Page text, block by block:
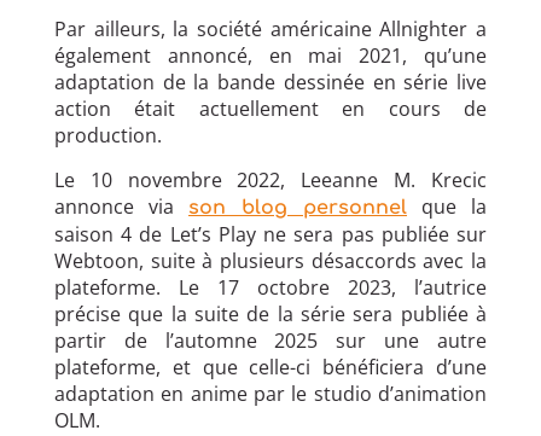
Par ailleurs, la société américaine Allnighter a
également annoncé, en mai 2021, qu’une
adaptation de la bande dessinée en série live
action était actuellement en cours de
production.
Le 10 novembre 2022, Leeanne M. Krecic
annonce via
son blog personnel
que la
saison 4 de Let’s Play ne sera pas publiée sur
Webtoon, suite à plusieurs désaccords avec la
plateforme. Le 17 octobre 2023, l’autrice
précise que la suite de la série sera publiée à
partir de l’automne 2025 sur une autre
plateforme, et que celle-ci bénéficiera d’une
adaptation en anime par le studio d’animation
OLM.